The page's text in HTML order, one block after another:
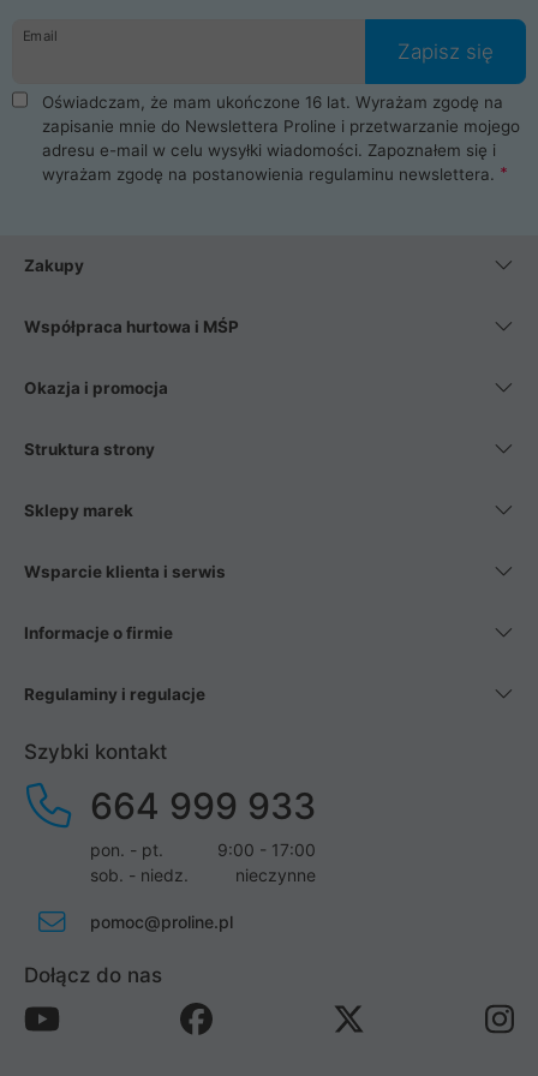
danych osobowych. Dlatego zakup notebooka albo laptopa w
ProLine to czysta przyjemność i pełne bezpieczeństwo.
Zaopatrzysz się u nas w akcesoria i części komputerowe
takie jak procesory, karty graficzne, płyty główne, pamięci,
dyski SSD, M.2 oraz HDD. Nasi pracownicy pomogą Ci wybrać
najlepszy zasilacz komputerowy oraz obudowę do komputera.
Poza komputerami mamy również najlepsze na rynku
Smartfony takich producentów jak Xiaomi, Apple, Samsung i
wentylatory. Na koniec mając już to wszystko, możesz
Email
Zapisz się
Oświadczam, że mam ukończone 16 lat. Wyrażam zgodę na
zapisanie mnie do Newslettera Proline i przetwarzanie mojego
adresu e-mail w celu wysyłki wiadomości. Zapoznałem się i
wyrażam zgodę na postanowienia regulaminu newslettera.
Zakupy
Współpraca hurtowa i MŚP
Okazja i promocja
Struktura strony
Sklepy marek
Wsparcie klienta i serwis
Informacje o firmie
Regulaminy i regulacje
Szybki kontakt
664 999 933
pon. - pt.
9:00 - 17:00
sob. - niedz.
nieczynne
pomoc@proline.pl
Dołącz do nas